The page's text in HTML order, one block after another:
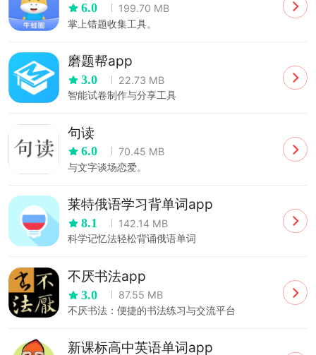
6.0
199.70 MB
掌上错题收集工具。
磨题帮app
3.0
22.73 MB
智能试卷制作与分享工具
句读
6.0
70.45 MB
与文字谈场恋爱。
莱特俄语学习背单词app
8.1
142.14 MB
科学记忆法轻松背诵俄语单词
不厌书法app
3.0
87.55 MB
不厌书法：便捷的书法练习与交流平台
新课标高中英语单词app